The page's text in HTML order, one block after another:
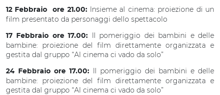
12 Febbraio ore 21.00:Insieme al cinema: proiezione di un
film presentato da personaggi dello spettacolo
17 Febbraio ore 17.00:
Il pomeriggio dei bambini e delle
bambine: proiezione del film direttamente organizzata e
gestita dal gruppo “Al cinema ci vado da solo”
24 Febbraio ore 17.00: Il pomeriggio dei bambini e delle
bambine: proiezione del film direttamente organizzata e
gestita dal gruppo “Al cinema ci vado da solo”